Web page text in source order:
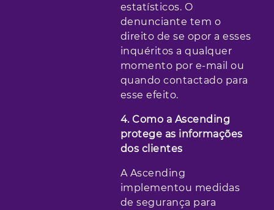
estatísticos. O
denunciante tem o
direito de se opor a esses
inquéritos a qualquer
momento por e-mail ou
quando contactado para
esse efeito.
4. Como a Ascending
protege as informações
dos clientes
A Ascending
implementou medidas
de segurança para